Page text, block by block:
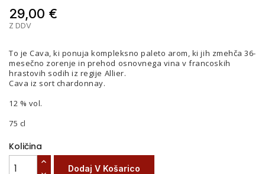
29,00 €
Z DDV
To je Cava, ki ponuja kompleksno paleto arom, ki jih zmehča 36-
mesečno zorenje in prehod osnovnega vina v francoskih
hrastovih sodih iz regije Allier.
Cava iz sort chardonnay.
12 % vol.
75 cl
Količina
Dodaj V Košarico